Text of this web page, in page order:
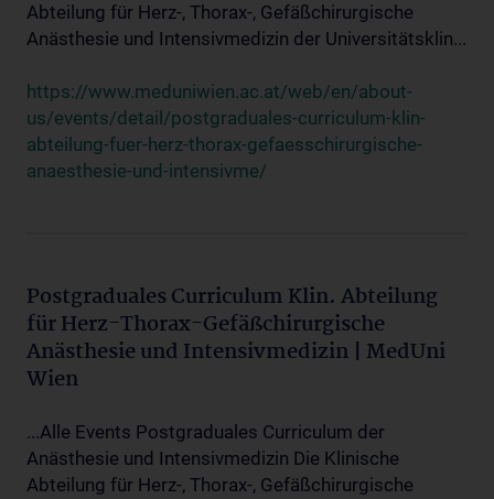
Abteilung für Herz-, Thorax-, Gefäßchirurgische
Anästhesie und Intensivmedizin der Universitätsklin...
https://www.meduniwien.ac.at/web/en/about-
us/events/detail/postgraduales-curriculum-klin-
abteilung-fuer-herz-thorax-gefaesschirurgische-
anaesthesie-und-intensivme/
Postgraduales Curriculum Klin. Abteilung
für Herz-Thorax-Gefäßchirurgische
Anästhesie und Intensivmedizin | MedUni
Wien
...Alle Events Postgraduales Curriculum der
Anästhesie und Intensivmedizin Die Klinische
Abteilung für Herz-, Thorax-, Gefäßchirurgische